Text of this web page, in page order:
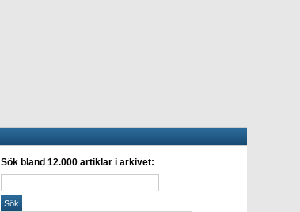
Sök bland 12.000 artiklar i arkivet: